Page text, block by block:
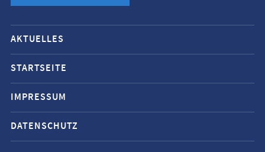
Mobile-
Service-
Navigation
und
Social
Media
Kontakte
AKTUELLES
STARTSEITE
IMPRESSUM
DATENSCHUTZ